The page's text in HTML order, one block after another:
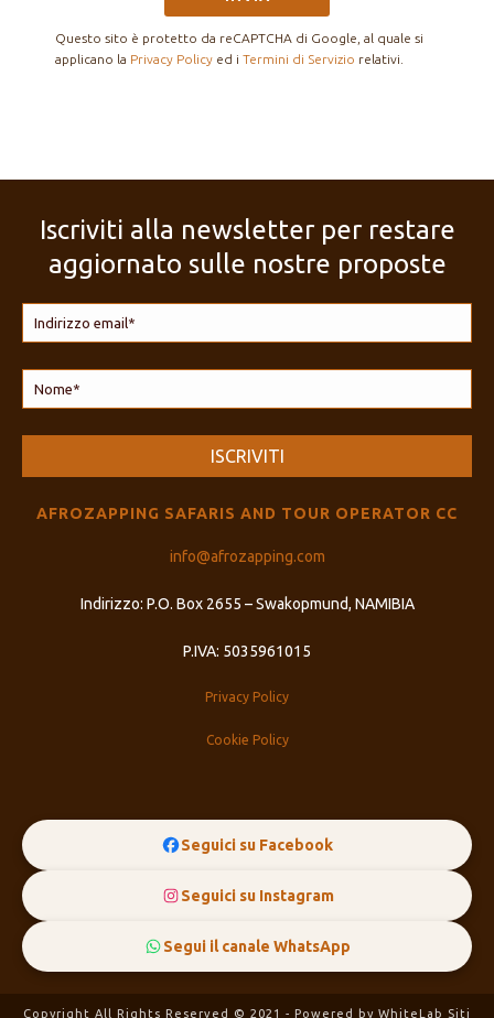
Questo sito è protetto da reCAPTCHA di Google, al quale si
applicano la Privacy Policy ed i Termini di Servizio relativi.
Iscriviti alla newsletter per restare
aggiornato sulle nostre proposte
AFROZAPPING SAFARIS AND TOUR OPERATOR CC
info@afrozapping.com
Indirizzo: P.O. Box 2655 – Swakopmund, NAMIBIA
P.IVA: 5035961015
Privacy Policy
Cookie Policy
Seguici su Facebook
Seguici su Instagram
Segui il canale WhatsApp
Copyright All Rights Reserved © 2021 - Powered by WhiteLab Siti